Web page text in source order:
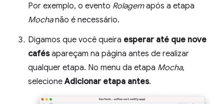
Por exemplo, o evento Rolagemapós a etapa
Mochanão é necessário.
Digamos que você queira esperar até que nove
cafésapareçam na página antes de realizar
qualquer etapa. No menu da etapa Mocha,
selecioneAdicionar etapa antes.